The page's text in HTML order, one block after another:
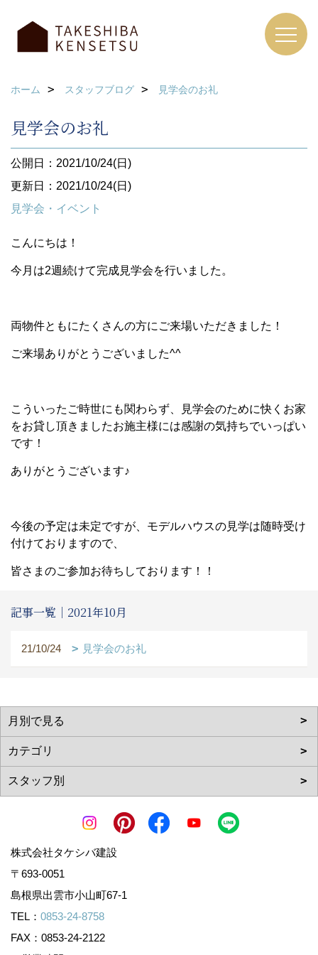
ホーム スタッフブログ 見学会のお礼
見学会のお礼
公開日：2021/10/24(日)
更新日：2021/10/24(日)
見学会・イベント
こんにちは！
今月は2週続けて完成見学会を行いました。
両物件ともにたくさんの方にご来場いただきました！
ご来場ありがとうございました^^
こういったご時世にも関わらず、見学会のために快くお家
をお貸し頂きましたお施主様には感謝の気持ちでいっぱい
です！
ありがとうございます♪
今後の予定は未定ですが、モデルハウスの見学は随時受け
付けておりますので、
皆さまのご参加お待ちしております！！
記事一覧｜2021年10月
21/10/24 見学会のお礼
株式会社タケシバ建設
〒693-0051
島根県出雲市小山町67-1
TEL： 0853-24-8758
FAX：0853-24-2122